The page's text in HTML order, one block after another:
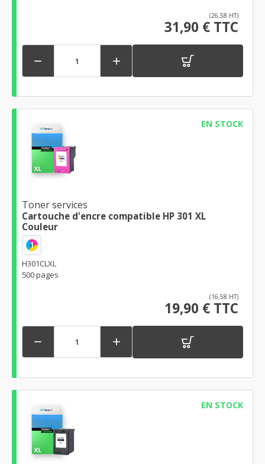
(26,58 HT)
31,90 € TTC
 
EN STOCK
Toner services
Cartouche d'encre compatible HP 301 XL
Couleur
1
H301CLXL
500 pages
(16,58 HT)
19,90 € TTC
 
EN STOCK